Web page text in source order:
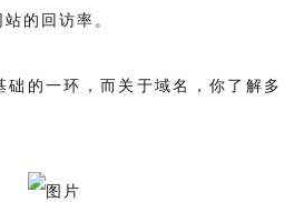
的回访率。
础的一环，而关于域名，你了解多